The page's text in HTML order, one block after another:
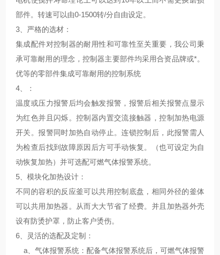
部件。转速可以由0-1500转/分自由设定。
3、 严格的选材 ：
集成配件对控制器的耐用性和可靠性至关重要，我公司秉
承可靠耐用的理念，控制器主要部件均采用合资品牌或*。
优等的零部件集成可靠耐用的控制系统
4、
：
温度或压力报警后均会触发报警，报警后相关报警点显示
为红色并且闪烁。控制器内置交流接触器，控制加热电源
开关。报警同时加热自动停止。连锁控制后，此报警需人
为检查后找到故障原因后方可手动恢复。（也可设定为自
动恢复加热）并可选配可燃气体报警系统。
5、 模块化加热设计 ：
不同的容积的反应釜可以共用控制底盘，相同外径的釜体
可以共用加热器。从而大大节省了经费。并且加热器外壳
设有防烫护罩，防止客户烫伤。
6、
灵活的选配及定制 ：
a、气体报警系统：配备气体报警系统后，可燃气体报警